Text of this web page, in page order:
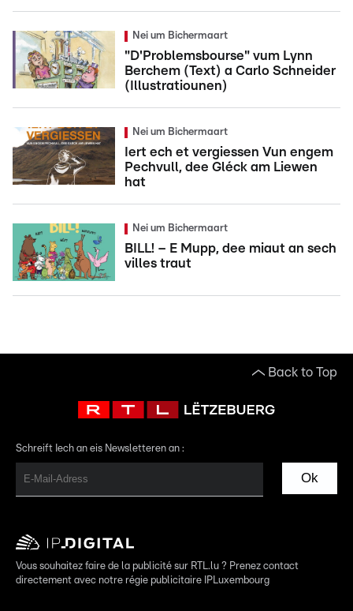
Nei um Bichermaart
"D'Problemsbourse" vum Lynn
Berchem (Text) a Carlo Schneider
(Illustratiounen)
Nei um Bichermaart
Iert ech et vergiessen Vun engem
Pechvull, dee Gléck am Liewen
hat
Nei um Bichermaart
BILL! – E Mupp, dee miaut an sech
villes traut
Back to Top
Schreift Iech an eis Newsletteren an :
Ok
Vous souhaitez faire de la publicité sur RTL.lu ? Prenez contact
directement avec notre régie publicitaire IPLuxembourg